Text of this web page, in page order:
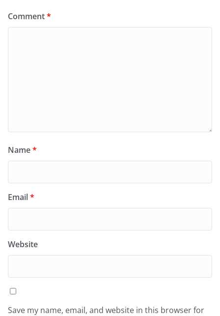
Comment*
Name*
Email*
Website
Save my name, email, and website in this browser for